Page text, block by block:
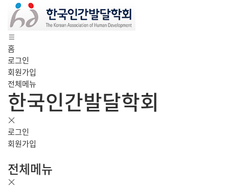
홈
로그인
회원가입
전체메뉴
한국인간발달학회
로그인
회원가입
전체메뉴